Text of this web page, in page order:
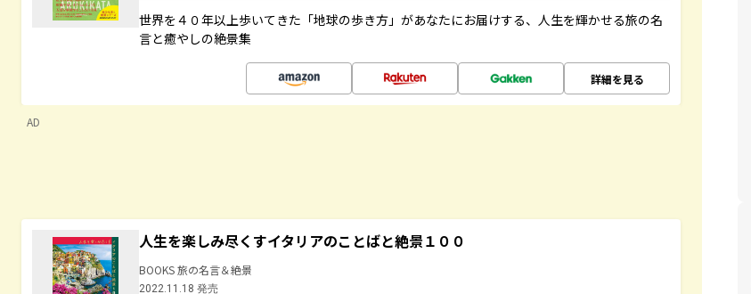
世界を４０年以上歩いてきた「地球の歩き方」があなたにお届けする、人生を輝かせる旅の名
言と癒やしの絶景集
詳細を見る
AD
人生を楽しみ尽くすイタリアのことばと絶景１００
BOOKS 旅の名言＆絶景
2022.11.18 発売